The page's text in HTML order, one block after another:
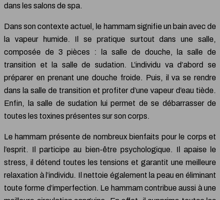
dans les salons de spa.
Dans son contexte actuel, le hammam signifie un bain avec de
la vapeur humide. Il se pratique surtout dans une salle,
composée de 3 pièces : la salle de douche, la salle de
transition et la salle de sudation. L’individu va d’abord se
préparer en prenant une douche froide. Puis, il va se rendre
dans la salle de transition et profiter d’une vapeur d’eau tiède.
Enfin, la salle de sudation lui permet de se débarrasser de
toutes les toxines présentes sur son corps.
Le hammam présente de nombreux bienfaits pour le corps et
l’esprit. Il participe au bien-être psychologique. Il apaise le
stress, il détend toutes les tensions et garantit une meilleure
relaxation à l’individu. Il nettoie également la peau en éliminant
toute forme d’imperfection. Le hammam contribue aussi à une